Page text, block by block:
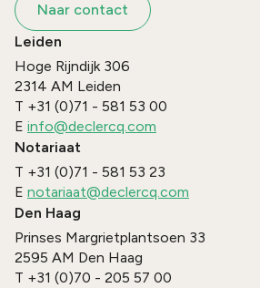
Naar contact
Leiden
Hoge Rijndijk 306
2314 AM Leiden
T +31 (0)71 - 581 53 00
E info@declercq.com
Notariaat
T +31 (0)71 - 581 53 23
E notariaat@declercq.com
Den Haag
Prinses Margrietplantsoen 33
2595 AM Den Haag
T +31 (0)70 - 205 57 00